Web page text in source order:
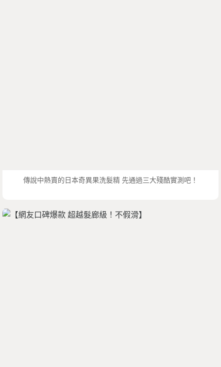
傳說中熱賣的日本奇異果洗髮精 先通過三大殘酷實測吧！